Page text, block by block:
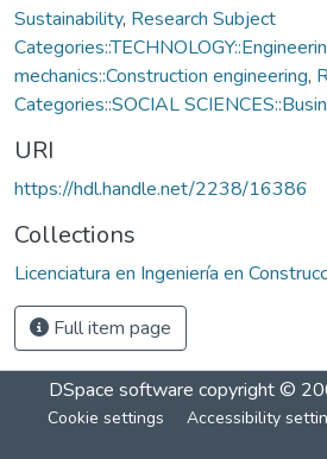
Sustainability, Research Subject
mechanics::Construction engineering,
Categories::SOCIAL
URI
https://hdl.handle.net/2238/16386
Collections
Licenciatura en Ingeniería en
Full item page
DSpace software copyright ©
Cookie settings Accessibility